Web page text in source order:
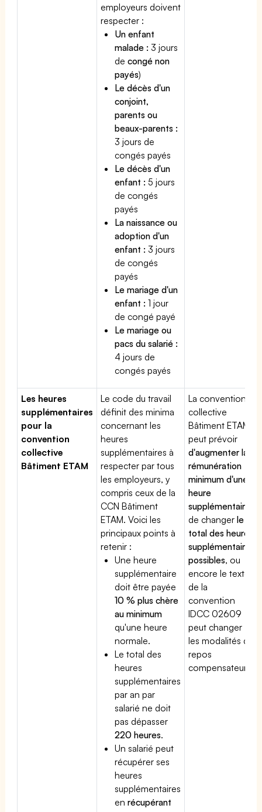
employeurs doivent
respecter :
Un enfant
malade : 3 jours
decongé non
payés)
Le décès d'un
conjoint,
parents ou
beaux-parents :
3 jours de
congés payés
Le décès d'un
enfant : 5 jours
de congés
payés
La naissance ou
adoption d'un
enfant : 3 jours
de congés
payés
Le mariage d'un
enfant : 1 jour
de congé payé
Le mariage ou
pacs du salarié :
4 jours de
congés payés
Les heures
supplémentaires
pour la
convention
collective
Bâtiment ETAM
Le code du travail
définit des minima
concernant les
heures
supplémentaires à
respecter par tous
les employeurs, y
compris ceux de la
CCN Bâtiment
ETAM. Voici les
principaux points à
retenir :
Une heure
supplémentaire
doit être payée
10 % plus chère
au minimum
qu'une heure
normale.
Le total des
heures
supplémentaires
par an par
salarié ne doit
pas dépasser
220 heures.
Un salarié peut
récupérer ses
heures
supplémentaires
enrécupérant
La convention
collective
Bâtiment ETAM
peut prévoir
d'augmenter la
rémunération
minimum d'une
heure
supplémentaire
de changerle
total des heures
supplémentaires
possibles, ou
encore le texte
de la
convention
IDCC 02609
peut changer
les modalités du
repos
compensateur.